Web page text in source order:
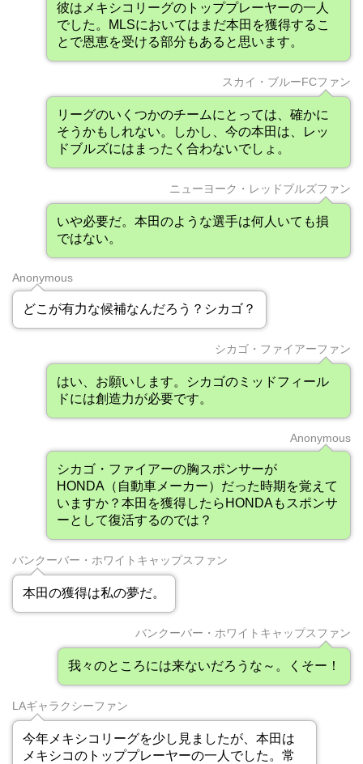
彼はメキシコリーグのトッププレーヤーの一人
でした。MLSにおいてはまだ本田を獲得するこ
とで恩恵を受ける部分もあると思います。
スカイ・ブルーFCファン
リーグのいくつかのチームにとっては、確かに
そうかもしれない。しかし、今の本田は、レッ
ドブルズにはまったく合わないでしょ。
ニューヨーク・レッドブルズファン
いや必要だ。本田のような選手は何人いても損
ではない。
Anonymous
どこが有力な候補なんだろう？シカゴ？
シカゴ・ファイアーファン
はい、お願いします。シカゴのミッドフィール
ドには創造力が必要です。
Anonymous
シカゴ・ファイアーの胸スポンサーが
HONDA（自動車メーカー）だった時期を覚えて
いますか？本田を獲得したらHONDAもスポンサ
ーとして復活するのでは？
バンクーバー・ホワイトキャップスファン
本田の獲得は私の夢だ。
バンクーバー・ホワイトキャップスファン
我々のところには来ないだろうな～。くそー！
LAギャラクシーファン
今年メキシコリーグを少し見ましたが、本田は
メキシコのトッププレーヤーの一人でした。常